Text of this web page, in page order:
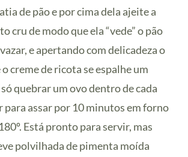
de pão e por cima dela ajeite a
cru de modo que ela “vede” o pão
e apertando com delicadeza o
creme de ricota se espalhe um
quebrar um ovo dentro de cada
para assar por 10 minutos em forno
Está pronto para servir, mas
polvilhada de pimenta moída